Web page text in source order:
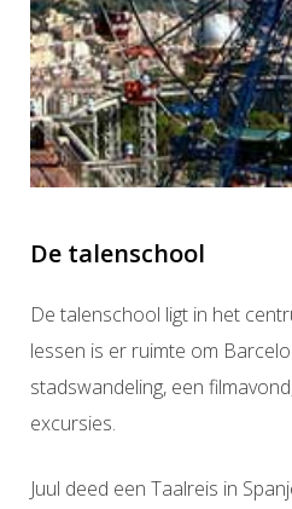
De talenschool
De talenschool ligt in het
lessen is er ruimte om
stadswandeling, een
excursies.
Juul deed een Taalreis in